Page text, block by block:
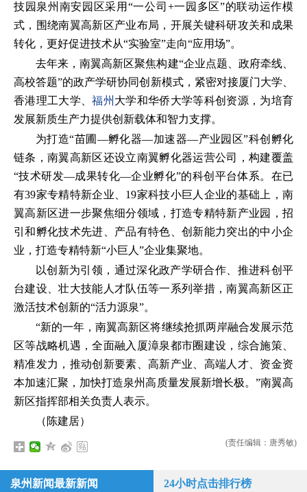
技园泉州南安园区采用“一公司+一园多区”的联动运作模
式，围绕南翼高新区产业布局，开展关键科研攻关和成果
转化，更好促进技术从“实验室”走向“应用场”。
去年来，南翼高新区聚焦构建“企业点题、政府牵线、
高校答题”的政产学研协同创新模式，紧密对接厦门大学、
香港理工大学、福州 大学和华侨大学等科创资源，为培育
发展新质生产力提供创新载体和智力支撑。
为打造“苗圃—孵化器—加速器—产业园区”科创孵化
链条，南翼高新区还设立南翼孵化器运营公司，构建覆盖
“技术研发—成果转化—企业孵化”的科创平台体系。在已
有39家专精特新企业、19家科技小巨人企业的基础上，南
翼高新区进一步聚焦细分领域，打造专精特新产业园，招
引和孵化技术先进、产品有特色、创新能力突出的中小企
业，打造专精特新“小巨人”企业集聚地。
以创新为引领，通过深化政产学研合作、推进科创平
台建设、壮大技能人才队伍等一系列举措，南翼高新区正
激活技术创新的“活力源泉”。
“新的一年，南翼高新区将继续抢抓两岸融合发展示范
区等战略机遇，全面融入厦漳泉都市圈建设，综合施策、
精准发力，推动创新要素、高新产业、高端人才、资金资
本加速汇聚，加快打造泉州高质量发展新增长极。”南翼高
新区指挥部相关负责人表示。
（陈建居）
(责任编辑：唐秀敏)
泉州新闻最新新闻 24小时点击排行榜